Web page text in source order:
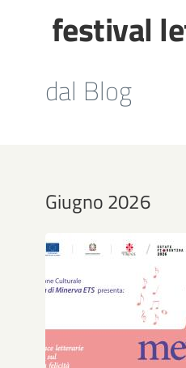
festival
dal Blog
Giugno 2026